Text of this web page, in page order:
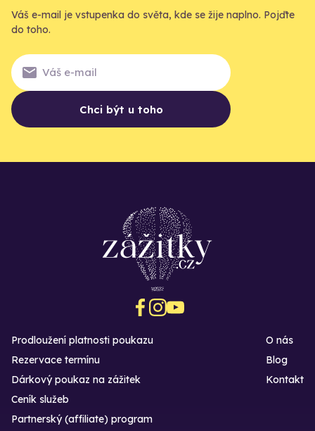
Váš e-mail je vstupenka do světa, kde se žije naplno. Pojďte
do toho.
Chci být u toho
Prodloužení platnosti poukazu
Rezervace termínu
Dárkový poukaz na zážitek
O nás
Blog
Kontakt
Ceník služeb
Partnerský (affiliate) program